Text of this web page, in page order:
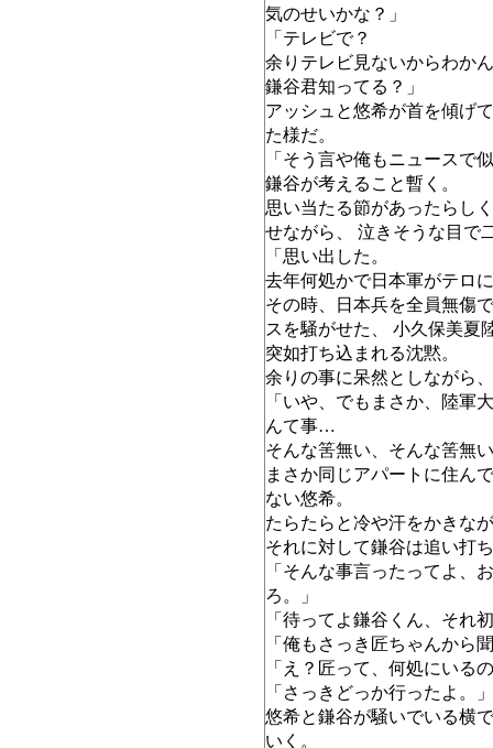
気のせいかな？」
「テレビで？
余りテレビ見ないからわか
鎌谷君知ってる？」
アッシュと悠希が首を傾げ
た様だ。
「そう言や俺もニュースで
鎌谷が考えること暫く。
思い当たる節があったらし
せながら、 泣きそうな目で
「思い出した。
去年何処かで日本軍がテロ
その時、日本兵を全員無傷
スを騒がせた、 小久保美夏
突如打ち込まれる沈黙。
余りの事に呆然としながら
「いや、でもまさか、陸軍
んて事…
そんな筈無い、そんな筈無
まさか同じアパートに住ん
ない悠希。
たらたらと冷や汗をかきな
それに対して鎌谷は追い打
「そんな事言ったってよ、
ろ。」
「待ってよ鎌谷くん、それ
「俺もさっき匠ちゃんから
「え？匠って、何処にいる
「さっきどっか行ったよ。」
悠希と鎌谷が騒いでいる横
いく。